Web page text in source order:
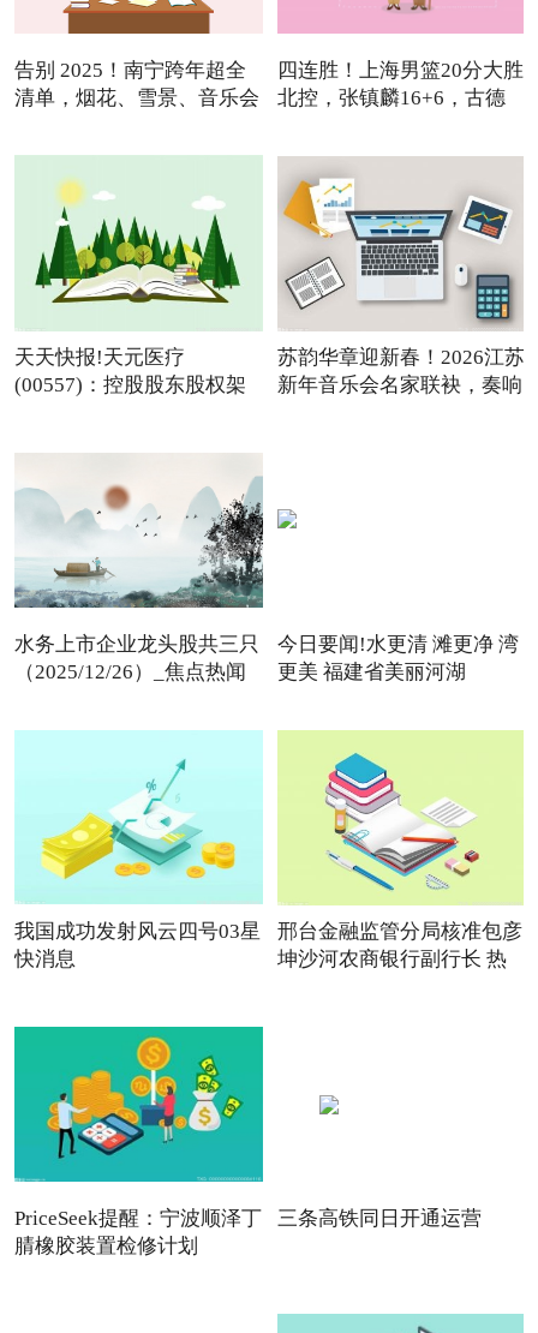
告别 2025！南宁跨年超全
清单，烟花、雪景、音乐会
四连胜！上海男篮20分大胜
北控，张镇麟16+6，古德
天天快报!天元医疗
(00557)：控股股东股权架
苏韵华章迎新春！2026江苏
新年音乐会名家联袂，奏响
水务上市企业龙头股共三只
（2025/12/26）_焦点热闻
今日要闻!水更清 滩更净 湾
更美 福建省美丽河湖
我国成功发射风云四号03星
快消息
邢台金融监管分局核准包彦
坤沙河农商银行副行长 热
PriceSeek提醒：宁波顺泽丁
腈橡胶装置检修计划
三条高铁同日开通运营